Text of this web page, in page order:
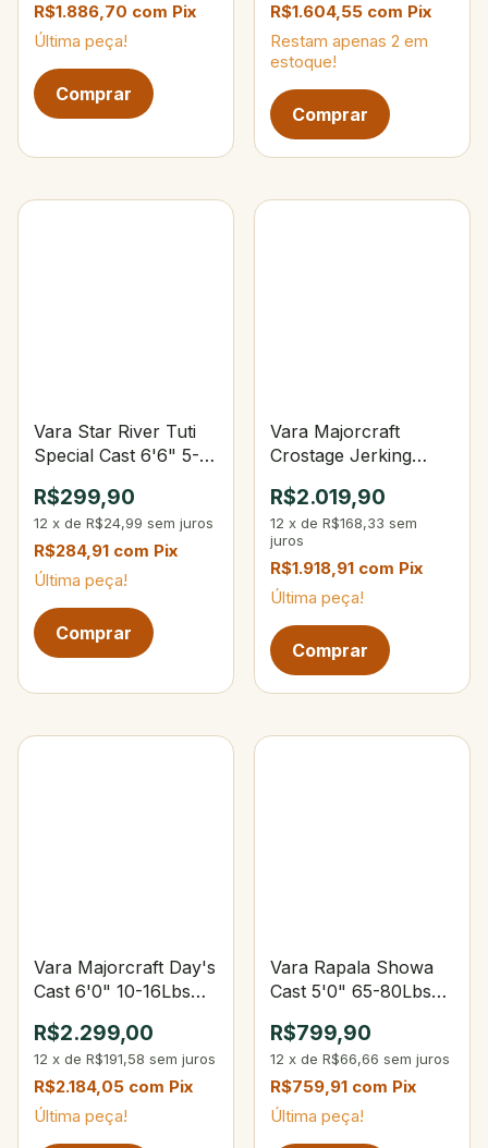
R$1.886,70 com Pix
Última peça!
R$1.604,55 com Pix
Restam apenas 2 em
estoque!
Vara Star River Tuti
Special Cast 6'6" 5-
partes)
R$299,90
12 x de R$24,99 sem juros
R$284,91 com Pix
Última peça!
Vara Majorcraft
Crostage Jerking
150 g 1.5-3 PE
R$2.019,90
12 x de R$168,33 sem
juros
R$1.918,91 com Pix
Última peça!
Vara Majorcraft Day's
Cast 6'0" 10-16Lbs
R$2.299,00
12 x de R$191,58 sem juros
R$2.184,05 com Pix
Última peça!
Vara Rapala Showa
Cast 5'0" 65-80Lbs
R$799,90
12 x de R$66,66 sem juros
R$759,91 com Pix
Última peça!